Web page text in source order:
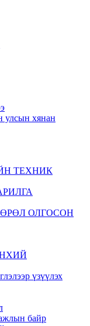
улсын хянан
ТЕХНИК
ОЛГОСОН
үзүүлэх
байр